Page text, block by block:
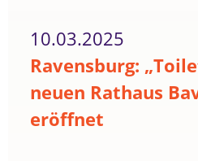
10.03.2025
Ravensburg:
neuen Rathaus
eröffnet